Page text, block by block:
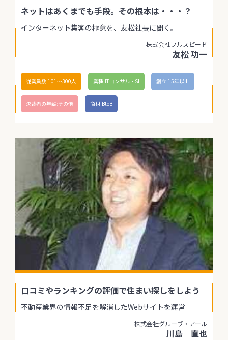
ネットはあくまでも手段。その根本は・・・？
インターネット集客の極意を、友松社長に聞く。
株式会社フルスピード
友松 功一
従業員数:101〜300人 業種:ITコンサル・SI 創立:15年以上
決裁者の年齢:その他 商材:BtoB
口コミやランキングの評価で住まい探しをしよう
不動産業界の情報不足を解消したWebサイトを運営
株式会社グルーヴ・アール
川島 直也